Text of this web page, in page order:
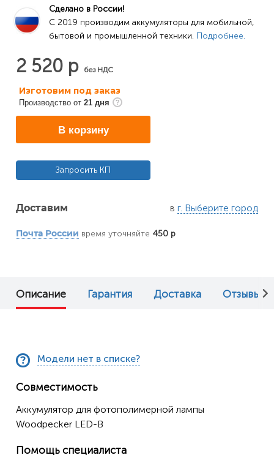
Сделано в России!
C 2019 производим аккумуляторы для мобильной,
бытовой и промышленной техники. Подробнее.
2 520 р без НДС
Изготовим под заказ
Производство от 21 дня
В корзину
Запросить КП
Доставим в г. Выберите город
Почта России время уточняйте 450 р
Описание Гарантия Доставка Отзывы (0)
Модели нет в списке?
Совместимость
Аккумулятор для фотополимерной лампы
Woodpecker LED-B
Помощь специалиста